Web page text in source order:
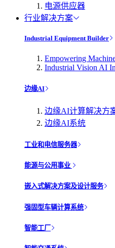
电源供应器
行业解决方案
Industrial Equipment Builder
Empowering
Industrial Vision AI
边缘AI
边缘AI计算解决方
边缘AI系统
工业和电信服务器
能源与公用事业
嵌入式解决方案及设计服务
强固型车辆计算系统
智能工厂